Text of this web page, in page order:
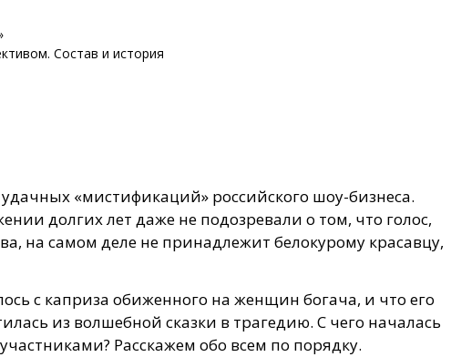
Состав и история
«мистификаций» российского шоу-бизнеса.
долгих лет даже не подозревали о том, что голос,
на самом деле не принадлежит белокурому красавцу,
с каприза обиженного на женщин богача, и что его
из волшебной сказки в трагедию. С чего началась
Расскажем обо всем по порядку.